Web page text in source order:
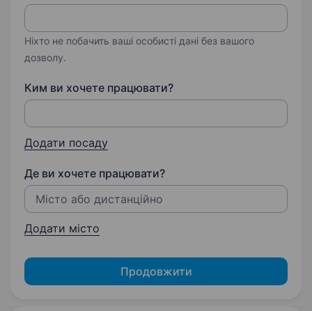
Ніхто не побачить ваші особисті дані без вашого
дозволу.
Ким ви хочете працювати?
Додати посаду
Де ви хочете працювати?
Додати місто
Продовжити